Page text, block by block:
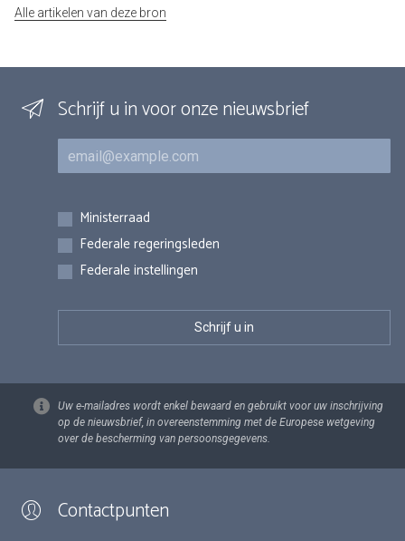
Alle artikelen van deze bron
Schrijf u in voor onze nieuwsbrief
E-mail
Inschrijvingen
Ministerraad
Federale regeringsleden
Federale instellingen
Uw e-mailadres wordt enkel bewaard en gebruikt voor uw inschrijving
op de nieuwsbrief, in overeenstemming met de Europese wetgeving
over de bescherming van persoonsgegevens.
Contactpunten